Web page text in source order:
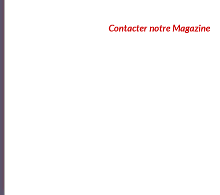
Contacter notre Magazine